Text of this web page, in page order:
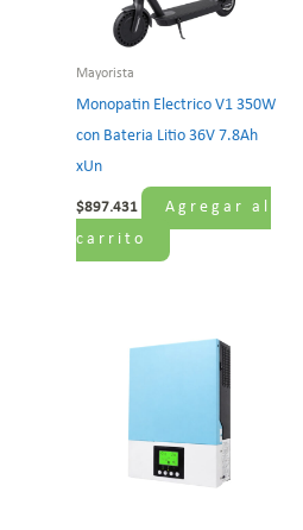
Mayorista
Monopatin Electrico V1 350W
con Bateria Litio 36V 7.8Ah
xUn
$897.431
Agregar al
carrito